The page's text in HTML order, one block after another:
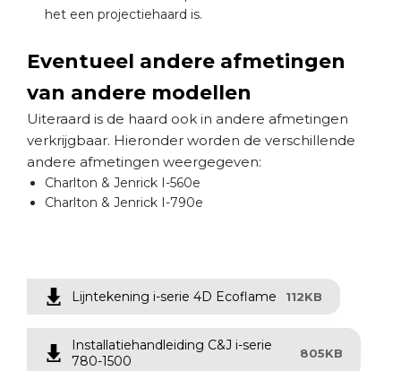
het een projectiehaard is.
Eventueel andere afmetingen
van andere modellen
Uiteraard is de haard ook in andere afmetingen
verkrijgbaar. Hieronder worden de verschillende
andere afmetingen weergegeven:
Charlton & Jenrick I-560e
Charlton & Jenrick I-790e
Lijntekening i-serie 4D Ecoflame 112KB
Installatiehandleiding C&J i-serie
780-1500
805KB